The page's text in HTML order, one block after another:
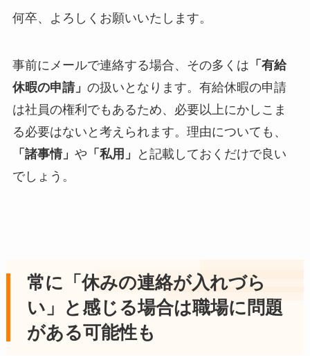
何卒、よろしくお願いいたします。
事前にメールで連絡する場合、その多くは 「有給
休暇の申請」 の扱いとなります。有給休暇の申請
は社員の権利でもあるため、必要以上にかしこま
る必要はないと考えられます。理由についても、
「諸事情」 や 「私用」
と記載しておくだけで良い
でしょう。
常に「休みの連絡が入れづら
い」と感じる場合は職場に問題
がある可能性も